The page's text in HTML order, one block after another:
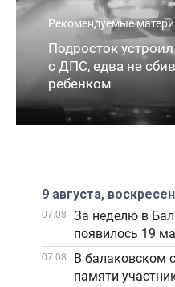
Рекомендуемые
Подросток
с ДПС, едва не
ребенком
9 августа,
07.08
За неделю в
появилось 19
07.08
В балаковском
памяти